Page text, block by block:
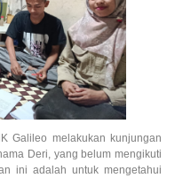
Galileo melakukan kunjungan
Deri, yang belum mengikuti
ini adalah untuk mengetahui